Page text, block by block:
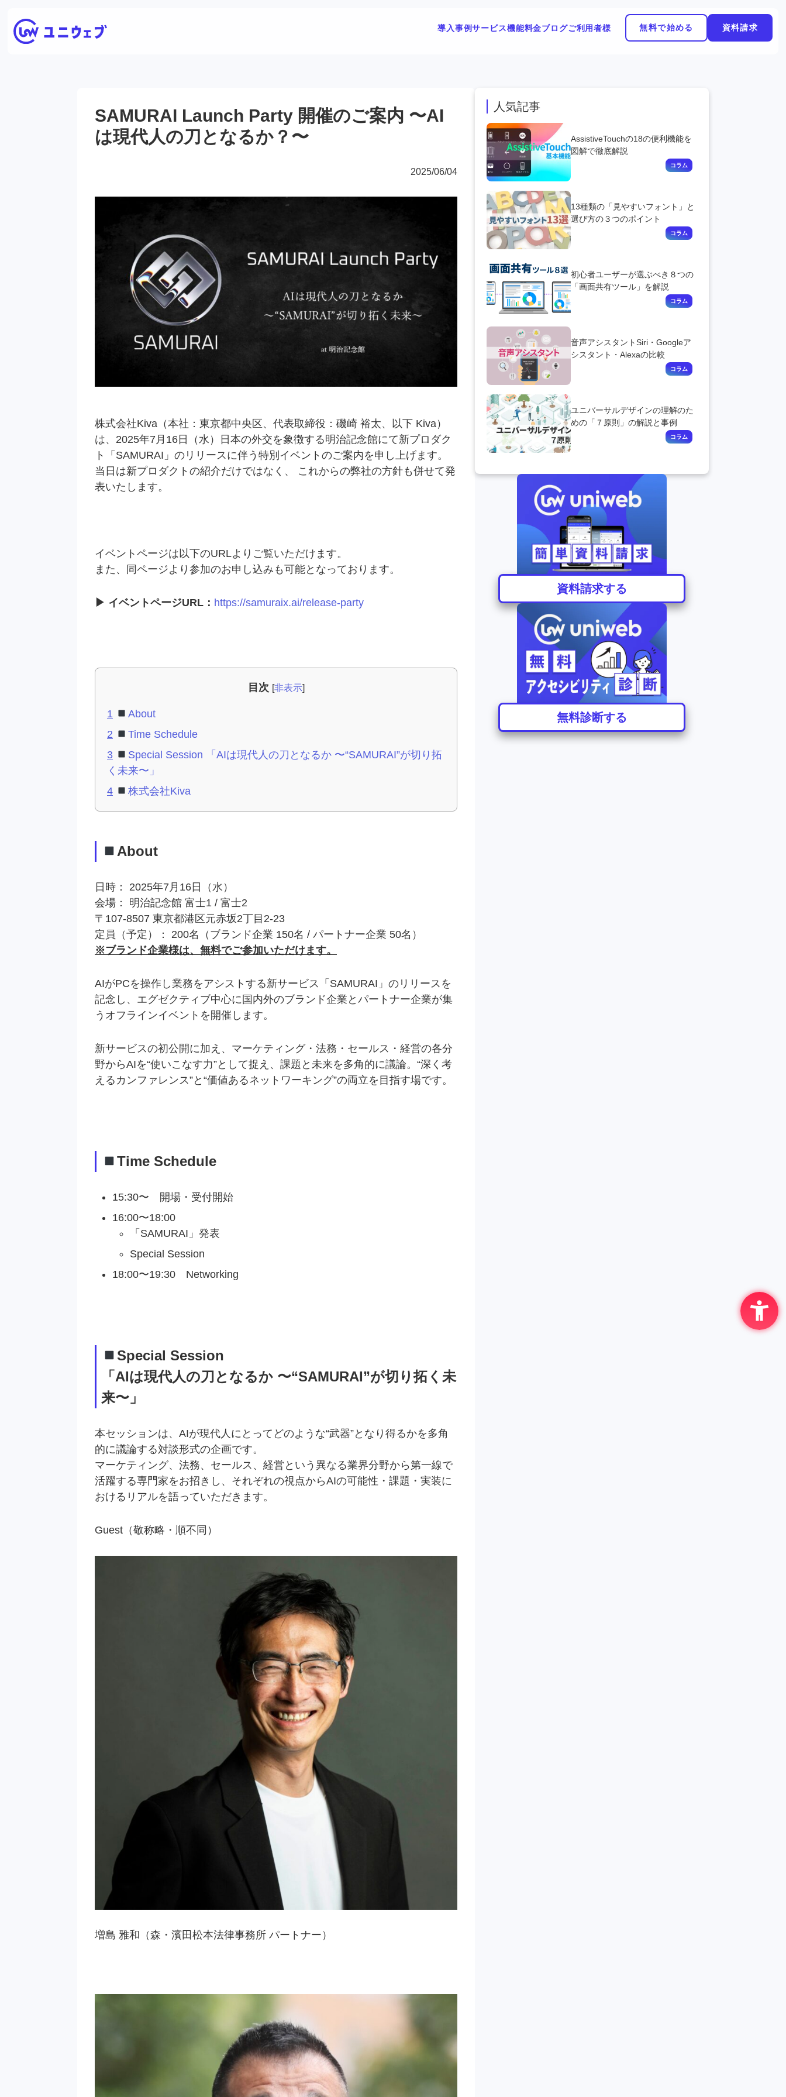
導入事例サービス機能料金ブログご利用者様 無料で始める 資料請求
SAMURAI Launch Party 開催のご案内 〜AI
は現代人の刀となるか？〜
2025/06/04
株式会社Kiva（本社：東京都中央区、代表取締役：磯崎 裕太、以下 Kiva）
は、2025年7月16日（水）日本の外交を象徴する明治記念館にて新プロダク
ト「SAMURAI」のリリースに伴う特別イベントのご案内を申し上げます。
当日は新プロダクトの紹介だけではなく、 これからの弊社の方針も併せて発
表いたします。
イベントページは以下のURLよりご覧いただけます。
また、同ページより参加のお申し込みも可能となっております。
▶︎ イベントページURL： https://samuraix.ai/release-party
目次 [非表示]
1
About
2
Time Schedule
3
Special Session 「AIは現代人の刀となるか 〜“SAMURAI”が切り拓
く未来〜」
4
株式会社Kiva
About
日時： 2025年7月16日（水）
会場： 明治記念館 富士1 / 富士2
〒107-8507 東京都港区元赤坂2丁目2-23
定員（予定）： 200名（ブランド企業 150名 / パートナー企業 50名）
※ブランド企業様は、無料でご参加いただけます。
AIがPCを操作し業務をアシストする新サービス「SAMURAI」のリリースを
記念し、エグゼクティブ中心に国内外のブランド企業とパートナー企業が集
うオフラインイベントを開催します。
新サービスの初公開に加え、マーケティング・法務・セールス・経営の各分
野からAIを“使いこなす力”として捉え、課題と未来を多角的に議論。“深く考
えるカンファレンス”と“価値あるネットワーキング”の両立を目指す場です。
Time Schedule
15:30〜 開場・受付開始
16:00〜18:00
「SAMURAI」発表
Special Session
18:00〜19:30 Networking
Special Session
「AIは現代人の刀となるか 〜“SAMURAI”が切り拓く未
来〜」
本セッションは、AIが現代人にとってどのような“武器”となり得るかを多角
的に議論する対談形式の企画です。
マーケティング、法務、セールス、経営という異なる業界分野から第一線で
活躍する専門家をお招きし、それぞれの視点からAIの可能性・課題・実装に
おけるリアルを語っていただきます。
Guest（敬称略・順不同）
増島 雅和（森・濱田松本法律事務所 パートナー）
人気記事
AssistiveTouchの18の便利機能を
図解で徹底解説
13種類の「見やすいフォント」と
選び方の３つのポイント
初心者ユーザーが選ぶべき８つの
「画面共有ツール」を解説
音声アシスタントSiri・Googleア
シスタント・Alexaの比較
ユニバーサルデザインの理解のた
めの「７原則」の解説と事例
資料請求する
無料診断する